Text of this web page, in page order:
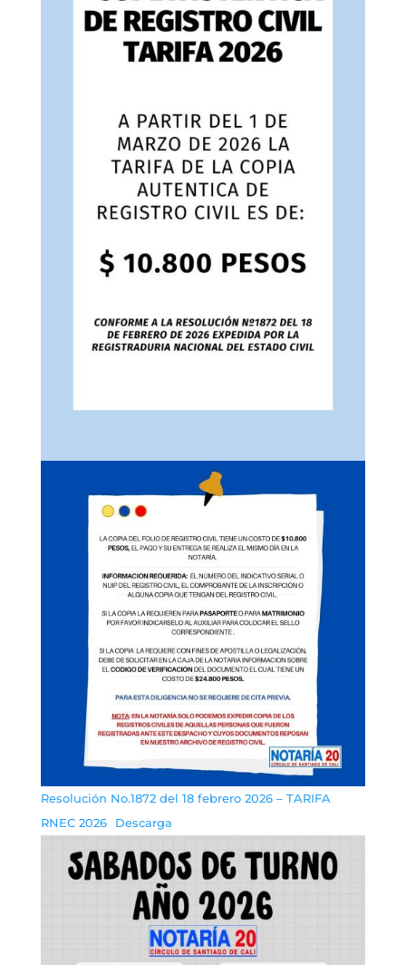
Resolución No.1872 del 18 febrero 2026 – TARIFA
RNEC 2026
Descarga